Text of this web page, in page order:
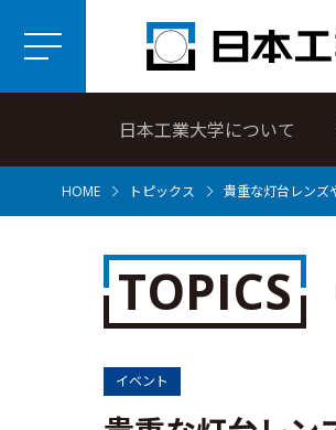
日本工業大学について
HOME トピックス 貴重な灯台レンズ
TOPICS
イベント